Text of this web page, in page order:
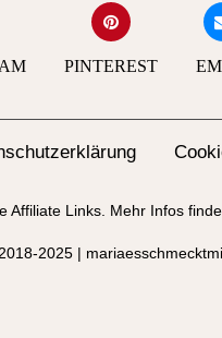
PINTEREST
Affiliate Links. Mehr Infos
2025 |